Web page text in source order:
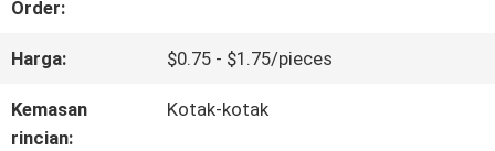
TUR
PABRIK
Order:
Harga: $0.75 - $1.75/pieces
Kemasan
rincian:
Kotak-kotak